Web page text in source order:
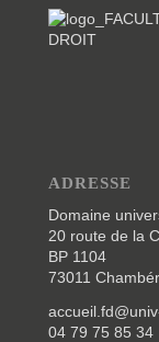
ADRESSE
Domaine
20 route de la
BP 1104
73011
04 79 75 85 34